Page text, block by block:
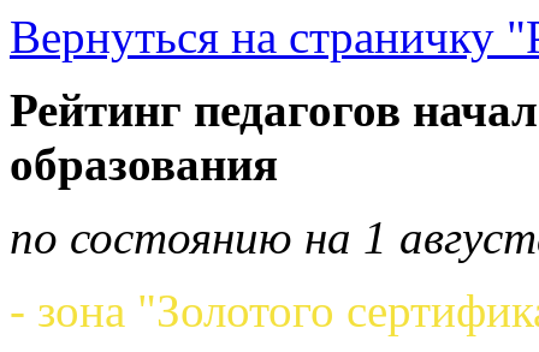
Вернуться на страничку
Рейтинг педагогов
образования
по состоянию на 1
- зона "Золотого